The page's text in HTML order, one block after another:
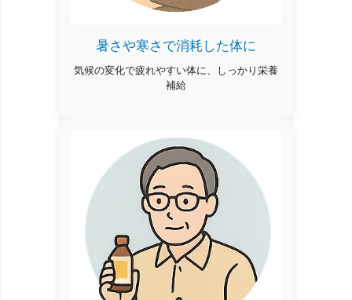
暑さや寒さで消耗した体に
気候の変化で疲れやすい体に、しっかり栄養
補給